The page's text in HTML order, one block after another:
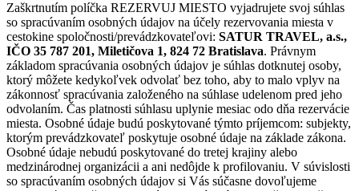
Zaškrtnutím políčka REZERVUJ MIESTO vyjadrujete svoj súhlas
so spracúvaním osobných údajov na účely rezervovania miesta v
cestokine spoločnosti/prevádzkovateľovi: SATUR TRAVEL, a.s.,
IČO 35 787 201, Miletičova 1, 824 72 Bratislava. Právnym
základom spracúvania osobných údajov je súhlas dotknutej osoby,
ktorý môžete kedykoľvek odvolať bez toho, aby to malo vplyv na
zákonnosť spracúvania založeného na súhlase udelenom pred jeho
odvolaním. Čas platnosti súhlasu uplynie mesiac odo dňa rezervácie
miesta. Osobné údaje budú poskytované týmto príjemcom: subjekty,
ktorým prevádzkovateľ poskytuje osobné údaje na základe zákona.
Osobné údaje nebudú poskytované do tretej krajiny alebo
medzinárodnej organizácii a ani nedôjde k profilovaniu. V súvislosti
so spracúvaním osobných údajov si Vás súčasne dovoľujeme